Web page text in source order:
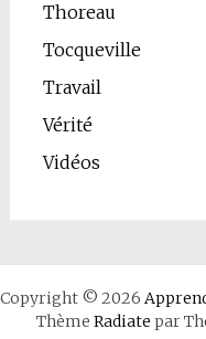
Thoreau
Tocqueville
Travail
Vérité
Vidéos
Copyright © 2026
Thème Radiate par